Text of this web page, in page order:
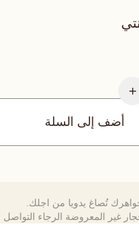
+
أضف إلى السلة
تُصاغ يدويا من اجلك.
غير المعروضة الرجاء التواصل